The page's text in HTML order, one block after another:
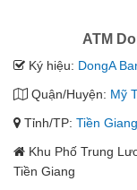
ATM
Ký hiệu: DongA
Quận/Huyện: Mỹ
Tỉnh/TP: Tiền Giang
Khu Phố Trung
Tiền Giang